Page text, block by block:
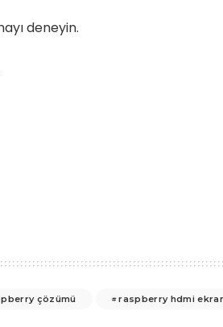
deneyin.
çözümü raspberry hdmi